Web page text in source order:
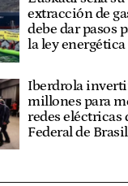
extracción de
debe dar pasos
la ley energética
Iberdrola
millones para
redes eléctricas
Federal de Brasil